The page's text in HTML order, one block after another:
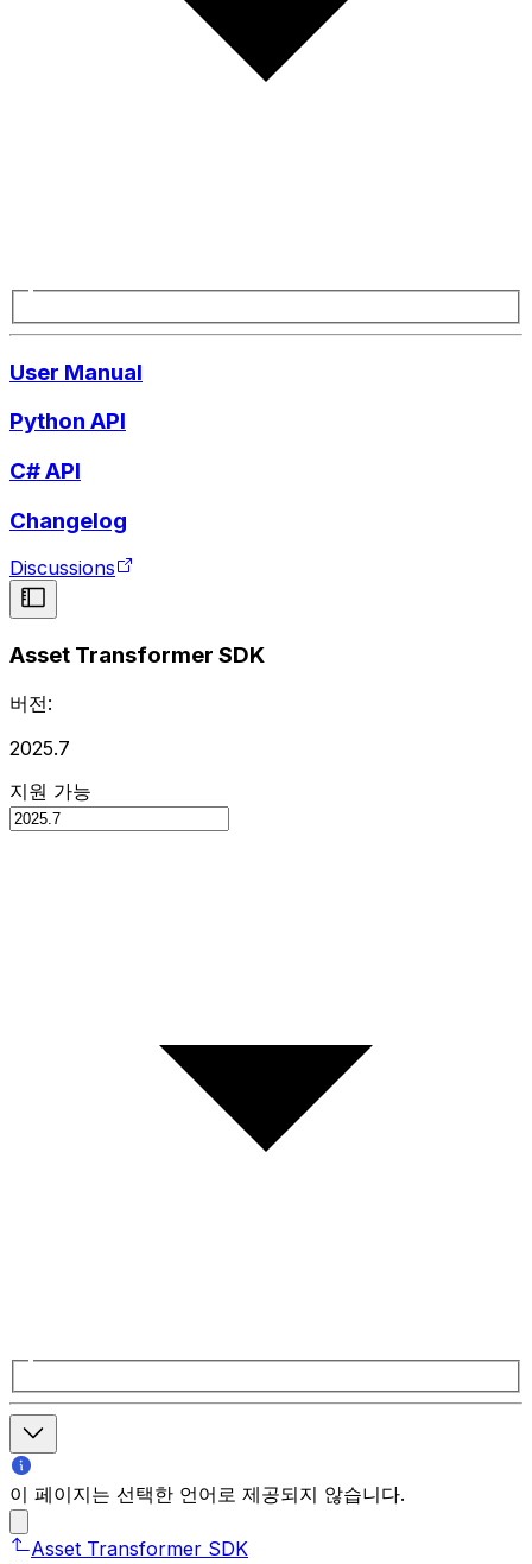
User Manual
Python API
C# API
Changelog
Discussions
Asset Transformer SDK
버전:
2025.7
지원 가능
이 페이지는 선택한 언어로 제공되지 않습니다.
Asset Transformer SDK